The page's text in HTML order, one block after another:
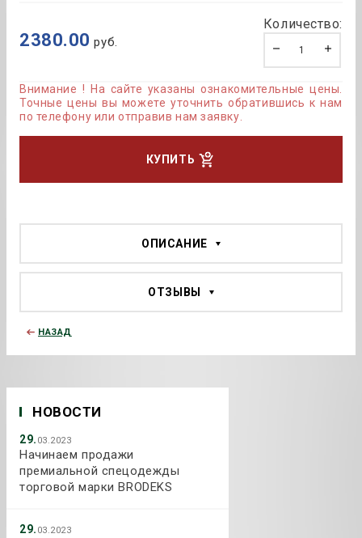
НОВОСТИ
29. 03.2023
Начинаем продажи
премиальной спецодежды
торговой марки BRODEKS
29. 03.2023
2380.00 руб.
Количество:
Внимание ! На сайте указаны ознакомительные цены.
Точные цены вы можете уточнить обратившись к нам
по телефону или отправив нам заявку.
КУПИТЬ
ОПИСАНИЕ
ОТЗЫВЫ
НАЗАД